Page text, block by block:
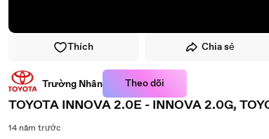
Thích Chia sẻ
Trường Nhân Theo dõi
TOYOTA INNOVA 2.0E - INNOVA 2.0G,
14 năm trước